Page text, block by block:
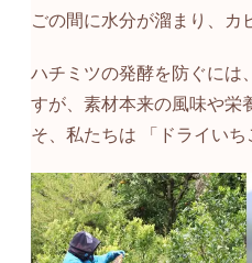
ごの間に水分が溜まり、
ハチミツの発酵を防ぐには
すが、素材本来の風味や栄
そ、私たちは 「ドライいち